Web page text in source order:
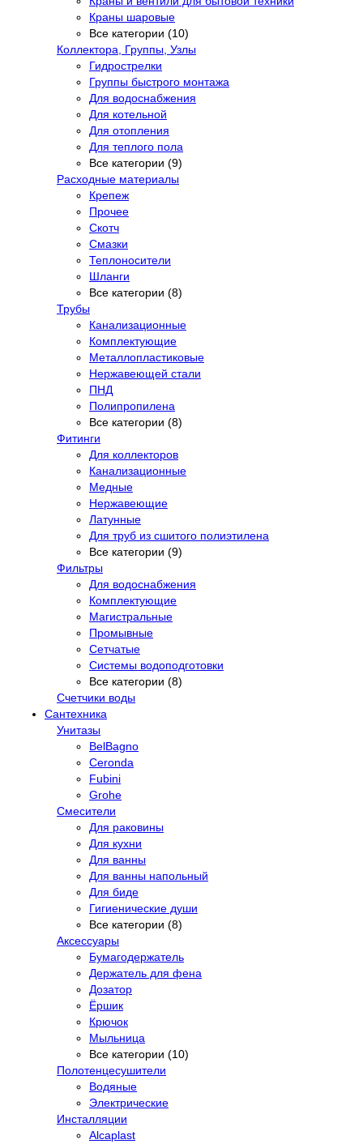
Краны шаровые
Все категории (10)
Коллектора, Группы, Узлы
Гидрострелки
Группы быстрого монтажа
Для водоснабжения
Для котельной
Для отопления
Для теплого пола
Все категории (9)
Расходные материалы
Крепеж
Прочее
Скотч
Смазки
Теплоносители
Шланги
Все категории (8)
Трубы
Канализационные
Комплектующие
Металлопластиковые
Нержавеющей стали
ПНД
Полипропилена
Все категории (8)
Фитинги
Для коллекторов
Канализационные
Медные
Нержавеющие
Латунные
Для труб из сшитого полиэтилена
Все категории (9)
Фильтры
Для водоснабжения
Комплектующие
Магистральные
Промывные
Сетчатые
Системы водоподготовки
Все категории (8)
Счетчики воды
Сантехника
Унитазы
BelBagno
Ceronda
Fubini
Grohe
Смесители
Для раковины
Для кухни
Для ванны
Для ванны напольный
Для биде
Гигиенические души
Все категории (8)
Аксессуары
Бумагодержатель
Держатель для фена
Дозатор
Ёршик
Крючок
Мыльница
Все категории (10)
Полотенцесушители
Водяные
Электрические
Инсталляции
Alcaplast